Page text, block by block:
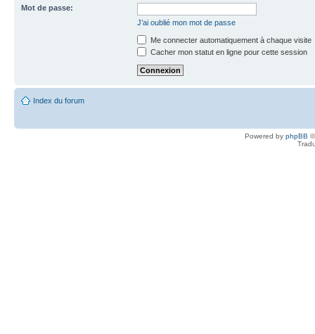
Mot de passe:
J’ai oublié mon mot de passe
Me connecter automatiquement à chaque visite
Cacher mon statut en ligne pour cette session
Index du forum
Powered by phpBB